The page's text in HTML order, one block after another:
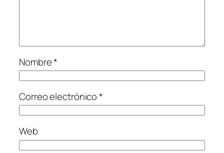
Nombre*
Correo electrónico*
Web